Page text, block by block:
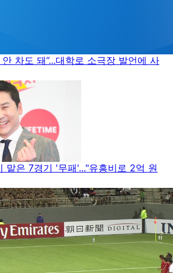
차도 돼”...대학로 소극장 발언에 사
맡은 7경기 '무패'..."유흥비로 2억 원